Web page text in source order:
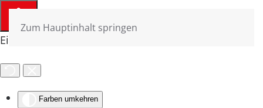
Eingabehilfen öffnen
Farben umkehren
Zum Hauptinhalt springen